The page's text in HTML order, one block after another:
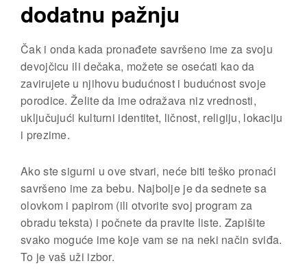
dodatnu pažnju
Čak i onda kada pronađete savršeno ime za svoju
devojčicu ili dečaka, možete se osećati kao da
zavirujete u njihovu budućnost i budućnost svoje
porodice. Želite da ime odražava niz vrednosti,
uključujući kulturni identitet, ličnost, religiju, lokaciju
i prezime.
Ako ste sigurni u ove stvari, neće biti teško pronaći
savršeno ime za bebu. Najbolje je da sednete sa
olovkom i papirom (ili otvorite svoj program za
obradu teksta) i počnete da pravite liste. Zapišite
svako moguće ime koje vam se na neki način sviđa.
To je vaš uži izbor.